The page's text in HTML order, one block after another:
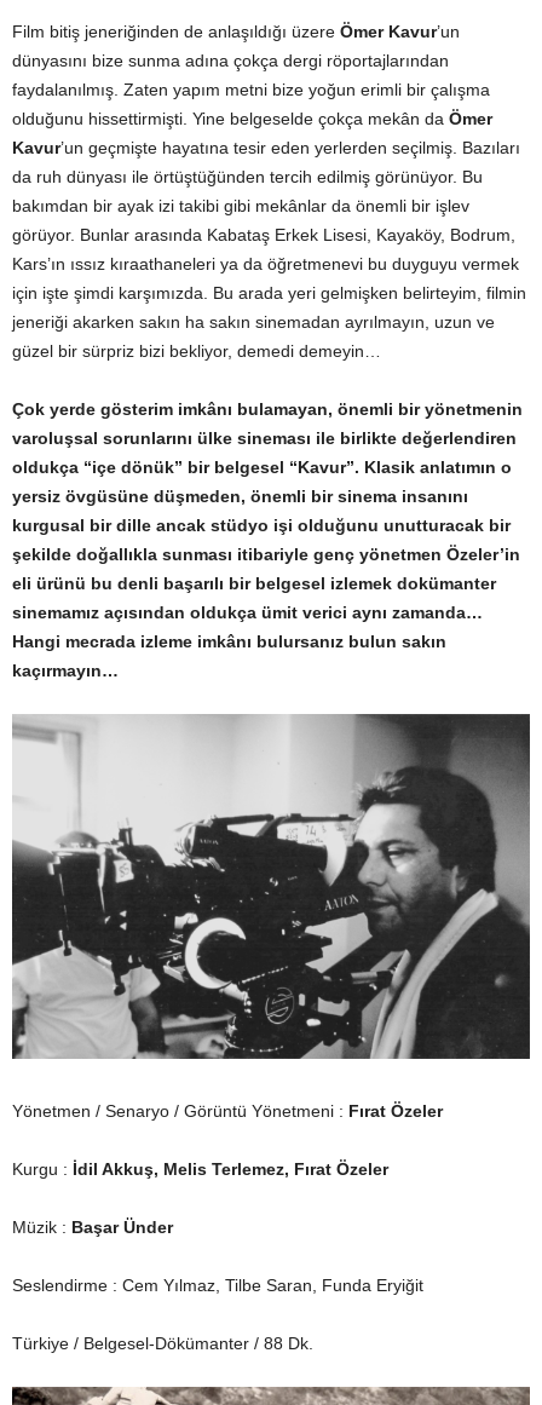
Film bitiş jeneriğinden de anlaşıldığı üzere Ömer Kavur’un
dünyasını bize sunma adına çokça dergi röportajlarından
faydalanılmış. Zaten yapım metni bize yoğun erimli bir çalışma
olduğunu hissettirmişti. Yine belgeselde çokça mekân da Ömer
Kavur’un geçmişte hayatına tesir eden yerlerden seçilmiş. Bazıları
da ruh dünyası ile örtüştüğünden tercih edilmiş görünüyor. Bu
bakımdan bir ayak izi takibi gibi mekânlar da önemli bir işlev
görüyor. Bunlar arasında Kabataş Erkek Lisesi, Kayaköy, Bodrum,
Kars’ın ıssız kıraathaneleri ya da öğretmenevi bu duyguyu vermek
için işte şimdi karşımızda. Bu arada yeri gelmişken belirteyim, filmin
jeneriği akarken sakın ha sakın sinemadan ayrılmayın, uzun ve
güzel bir sürpriz bizi bekliyor, demedi demeyin…
Çok yerde gösterim imkânı bulamayan, önemli bir yönetmenin
varoluşsal sorunlarını ülke sineması ile birlikte değerlendiren
oldukça “içe dönük” bir belgesel “Kavur”. Klasik anlatımın o
yersiz övgüsüne düşmeden, önemli bir sinema insanını
kurgusal bir dille ancak stüdyo işi olduğunu unutturacak bir
şekilde doğallıkla sunması itibariyle genç yönetmen Özeler’in
eli ürünü bu denli başarılı bir belgesel izlemek dokümanter
sinemamız açısından oldukça ümit verici aynı zamanda…
Hangi mecrada izleme imkânı bulursanız bulun sakın
kaçırmayın…
Yönetmen / Senaryo / Görüntü Yönetmeni : Fırat Özeler
Kurgu : İdil Akkuş, Melis Terlemez, Fırat Özeler
Müzik : Başar Ünder
Seslendirme : Cem Yılmaz, Tilbe Saran, Funda Eryiğit
Türkiye / Belgesel-Dökümanter / 88 Dk.